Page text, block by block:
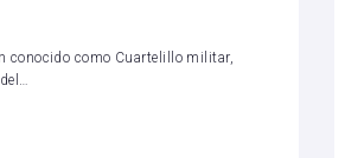
conocido como Cuartelillo militar,